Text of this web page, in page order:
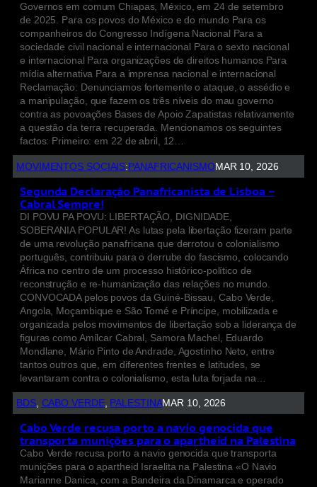
Governos em comum Chiapas, México, em 24 de setembro
de 2025. Para os povos do México e do mundo Para os
companheiros do Congresso Indígena Nacional Para a
sociedade civil nacional e internacional Para o sexto nacional
e internacional Para organizações de direitos humanos Para
mídia alternativa Para a imprensa nacional e internacional
Reclamação: Denunciamos fortemente o ataque, o assédio e
a manipulação, que fazem os três níveis do mau governo
contra as povoações Bases de Apoio Zapatistas relativamente
a questão da terra recuperada. Mencionamos os seguintes
factos: Primeiro: em 22 de abril, 12…
MOVIMENTOS SOCIAIS:PANAFRICANISMOMAR 10, 2026
Segunda Declaração Panafricanista de Lisboa –
Cabral Sempre!
DI POVU PA POVU: LIBERTAÇÃO, DIGNIDADE,
SOBERANIA POPULAR! As lutas pela libertação fizeram parte
de uma revolução panafricana que derrotou o colonialismo
português, contribuiu para o derrube do fascismo, colocando
África no centro de um processo histórico-político de
reconstrução e re-humanização das relações no mundo.
CONVOCADA pelos povos da Guiné-Bissau, Cabo Verde,
Angola, Moçambique e São Tomé e Príncipe, mobilizada e
organizada pelos movimentos de libertação sob a liderança de
figuras como Amílcar Cabral, Samora Machel, Eduardo
Mondlane, Mário Pinto de Andrade, Agostinho Neto, entre
tantos outros que, em diferentes frentes e latitudes, se
levantaram contra o colonialismo, esta luta forjada na…
BDS, CABO VERDE, PALESTINAMAR 10, 2026
Cabo Verde recusa porto a navio genocida que
transporta munições para o apartheid na Palestina
Cabo Verde recusa porto a navio genocida que transporta
munições para o apartheid Israelita na Palestina «O Navio
Marianne Danica, com a Bandeira da Dinamarca e operado